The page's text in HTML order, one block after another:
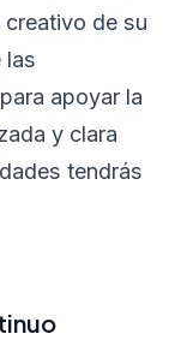
de su
las
apoyar la
y clara
tendrás